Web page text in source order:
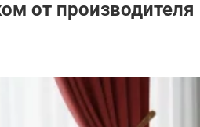
от производителя